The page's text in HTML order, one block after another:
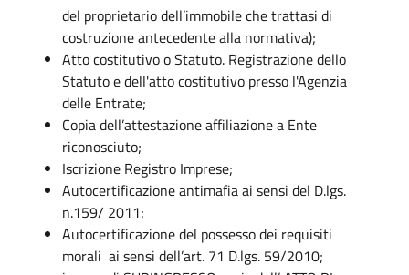
del proprietario dell’immobile che trattasi di
costruzione antecedente alla normativa);
Atto costitutivo o Statuto. Registrazione dello
Statuto e dell'atto costitutivo presso l'Agenzia
delle Entrate;
Copia dell’attestazione affiliazione a Ente
riconosciuto;
Iscrizione Registro Imprese;
Autocertificazione antimafia ai sensi del D.lgs.
n.159/ 2011;
Autocertificazione del possesso dei requisiti
morali ai sensi dell’art. 71 D.lgs. 59/2010;